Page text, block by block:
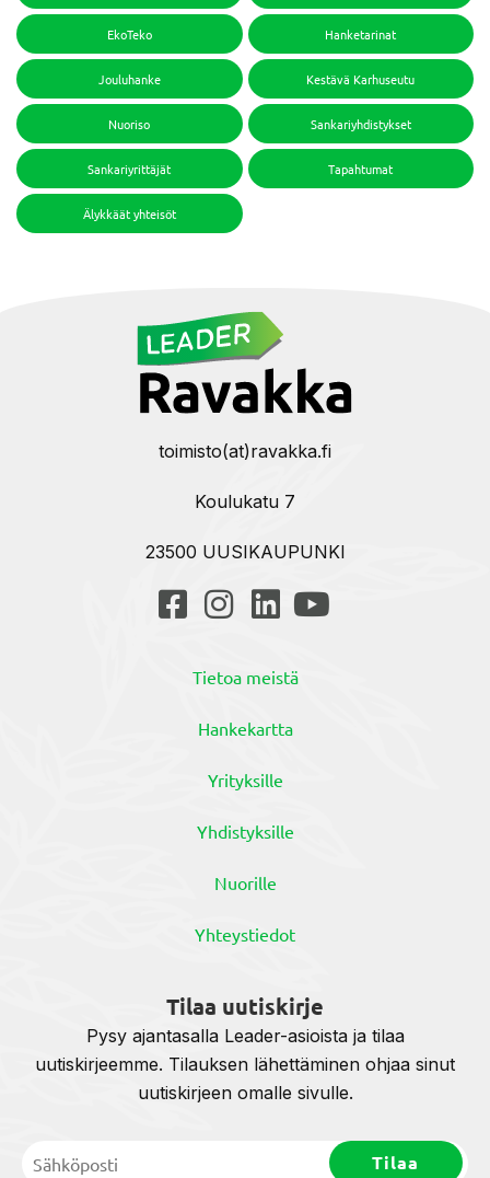
EkoTeko Hanketarinat
Jouluhanke Kestävä Karhuseutu
Nuoriso Sankariyhdistykset
Sankariyrittäjät Tapahtumat
Älykkäät yhteisöt
toimisto(at)ravakka.fi
Koulukatu 7
23500 UUSIKAUPUNKI
Tietoa meistä
Hankekartta
Yrityksille
Yhdistyksille
Nuorille
Yhteystiedot
Tilaa uutiskirje
Pysy ajantasalla Leader-asioista ja tilaa
uutiskirjeemme. Tilauksen lähettäminen ohjaa sinut
uutiskirjeen omalle sivulle.